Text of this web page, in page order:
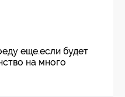
еще.если будет
на много